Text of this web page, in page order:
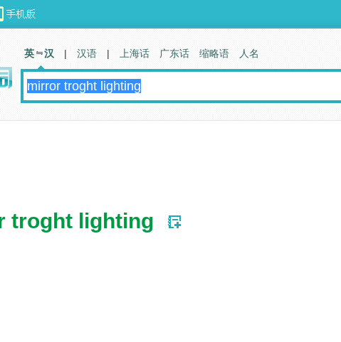
troght lighting
英 汉 | 汉语 | 上海话 广东话 缩略语 人名